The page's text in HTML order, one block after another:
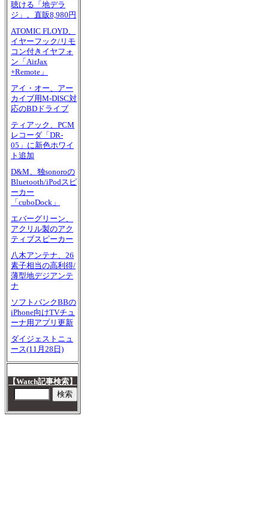
聴ける「地デラ
ジ」。直販8,980円
ATOMIC FLOYD、
イヤーフック/リモ
コン付きイヤフォ
ン「AirJax
+Remote」
アイ・オー、アー
カイブ用M-DISC対
応のBDドライブ
ティアック、PCM
レコーダ「DR-
05」に新色ホワイ
ト追加
D&M、独sonoroの
Bluetooth/iPodスピ
ーカー
「cuboDock」
エバーグリーン、
アクリル製のアク
ティブスピーカー
八木アンテナ、26
素子相当の高利得/
薄型地デジアンテ
ナ
ソフトバンクBBの
iPhone向けTVチュ
ーナ用アプリ更新
ダイジェストニュ
ース(11月28日)
【Watch記事検索】